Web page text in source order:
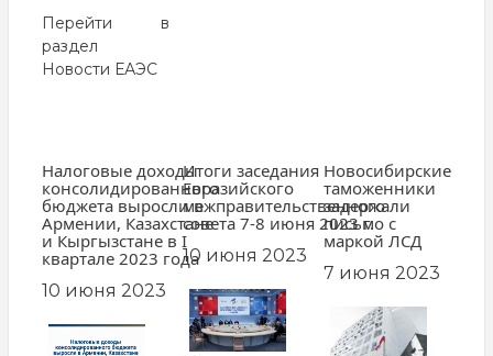
Перейти в
раздел
Новости ЕАЭС
Налоговые доходы
консолидированного
бюджета выросли в
Армении, Казахстане
и Кыргызстане в I
квартале 2023 года
10 июня 2023
Итоги заседания
Евразийского
межправительственного
совета 7-8 июня 2023 г.
10 июня 2023
Новосибирские
таможенники
задержали
письмо с
маркой ЛСД
7 июня 2023